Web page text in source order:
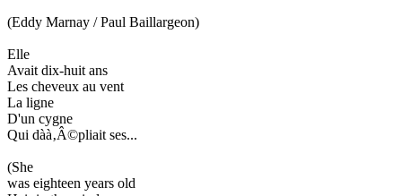
(Eddy Marnay / Paul Baillargeon)
Elle
Avait dix-huit ans
Les cheveux au vent
La ligne
D'un cygne
Qui dàà‚Â©pliait ses...
(She
was eighteen years old